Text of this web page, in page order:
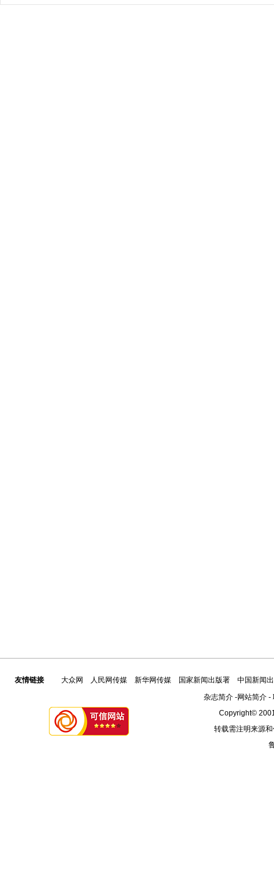
友情链接 大众网 人民网传媒 新华网传媒 国家新闻出版署
中国新闻
杂志简介-网站简介-
Copyright©
转载需注明来源